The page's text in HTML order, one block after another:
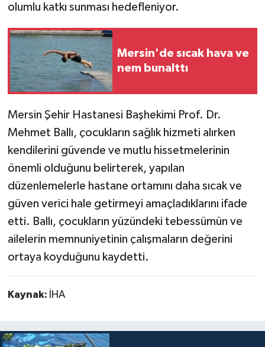
olumlu katkı sunması hedefleniyor.
Mersin'de sıcak hava ve
nem bunalttı
Mersin Şehir Hastanesi Başhekimi Prof. Dr.
Mehmet Ballı, çocukların sağlık hizmeti alırken
kendilerini güvende ve mutlu hissetmelerinin
önemli olduğunu belirterek, yapılan
düzenlemelerle hastane ortamını daha sıcak ve
güven verici hale getirmeyi amaçladıklarını ifade
etti. Ballı, çocukların yüzündeki tebessümün ve
ailelerin memnuniyetinin çalışmaların değerini
ortaya koyduğunu kaydetti.
Kaynak: İHA